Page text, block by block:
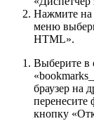
Нажмите на
меню
HTML».
Выберите в
браузер на
перенесите
кнопку